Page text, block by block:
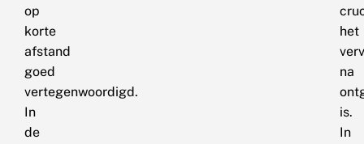
op
korte
afstand
goed
vertegenwoordigd.
In
de
het
na
is.
In